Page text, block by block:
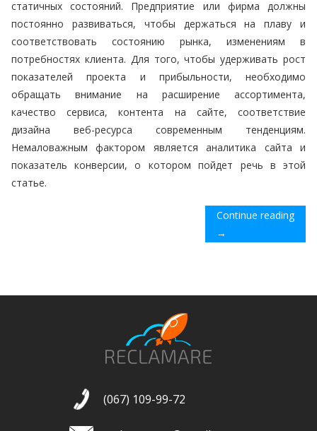
статичных состояний. Предприятие или фирма должны
постоянно развиваться, чтобы держаться на плаву и
соответствовать состоянию рынка, изменениям в
потребностях клиента. Для того, чтобы удерживать рост
показателей проекта и прибыльности, необходимо
обращать внимание на расширение ассортимента,
качество сервиса, контента на сайте, соответствие
дизайна веб-ресурса современным тенденциям.
Немаловажным фактором является аналитика сайта и
показатель конверсии, о котором пойдет речь в этой
статье.
Continue reading
→
(067) 109-99-72